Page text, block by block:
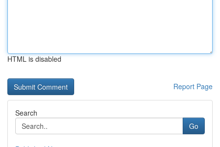
HTML is disabled
Report Page
Search
Go